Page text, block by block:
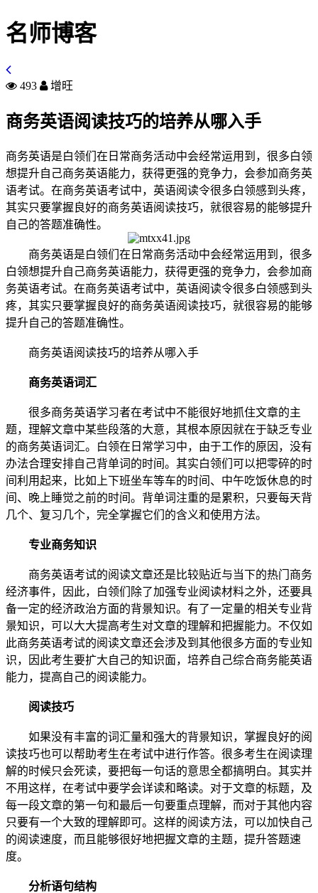
名师博客
493 增旺
商务英语阅读技巧的培养从哪入手
商务英语是白领们在日常商务活动中会经常运用到，很多白领
想提升自己商务英语能力，获得更强的竞争力，会参加商务英
语考试。在商务英语考试中，英语阅读令很多白领感到头疼，
其实只要掌握良好的商务英语阅读技巧，就很容易的能够提升
自己的答题准确性。
商务英语是白领们在日常商务活动中会经常运用到，很多
白领想提升自己商务英语能力，获得更强的竞争力，会参加商
务英语考试。在商务英语考试中，英语阅读令很多白领感到头
疼，其实只要掌握良好的商务英语阅读技巧，就很容易的能够
提升自己的答题准确性。
商务英语阅读技巧的培养从哪入手
商务英语词汇
很多商务英语学习者在考试中不能很好地抓住文章的主
题，理解文章中某些段落的大意，其根本原因就在于缺乏专业
的商务英语词汇。白领在日常学习中，由于工作的原因，没有
办法合理安排自己背单词的时间。其实白领们可以把零碎的时
间利用起来，比如上下班坐车等车的时间、中午吃饭休息的时
间、晚上睡觉之前的时间。背单词注重的是累积，只要每天背
几个、复习几个，完全掌握它们的含义和使用方法。
专业商务知识
商务英语考试的阅读文章还是比较贴近与当下的热门商务
经济事件，因此，白领们除了加强专业阅读材料之外，还要具
备一定的经济政治方面的背景知识。有了一定量的相关专业背
景知识，可以大大提高考生对文章的理解和把握能力。不仅如
此商务英语考试的阅读文章还会涉及到其他很多方面的专业知
识，因此考生要扩大自己的知识面，培养自己综合商务能英语
能力，提高自己的阅读能力。
阅读技巧
如果没有丰富的词汇量和强大的背景知识，掌握良好的阅
读技巧也可以帮助考生在考试中进行作答。很多考生在阅读理
解的时候只会死读，要把每一句话的意思全都搞明白。其实并
不用这样，在考试中要学会详读和略读。对于文章的标题，及
每一段文章的第一句和最后一句要重点理解，而对于其他内容
只要有一个大致的理解即可。这样的阅读方法，可以加快自己
的阅读速度，而且能够很好地把握文章的主题，提升答题速
度。
分析语句结构